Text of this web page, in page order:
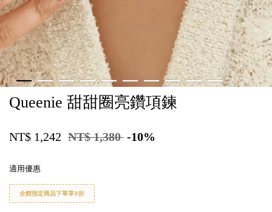
Queenie 甜甜圈亮鑽項鍊
NT$ 1,242 NT$ 1,380 -10%
適用優惠
全館指定商品下單享9折